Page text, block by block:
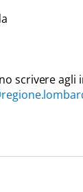
scrivere agli